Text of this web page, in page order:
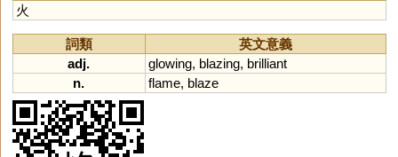
火
詞類
英文意義
adj.
glowing, blazing, brilliant
n.
flame, blaze